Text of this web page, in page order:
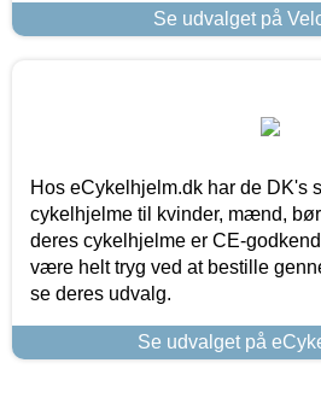
Se udvalget på
Hos eCykelhjelm.dk har de DK's
cykelhjelme til kvinder, mænd,
deres cykelhjelme er CE-
være helt tryg ved at bestille
se deres udvalg.
Se udvalget på